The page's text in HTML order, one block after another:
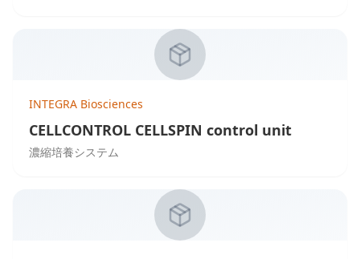
INTEGRA Biosciences
CELLCONTROL CELLSPIN control unit
濃縮培養システム